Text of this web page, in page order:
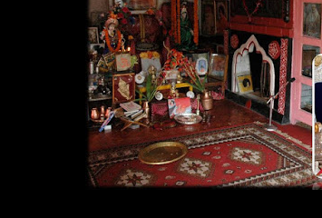
Carballal ¡¡YA A LA VENTA!!